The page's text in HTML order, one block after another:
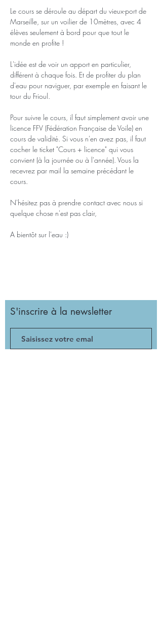
Le cours se déroule au départ du vieux-port de
Marseille, sur un voilier de 10mètres, avec 4
élèves seulement à bord pour que tout le
monde en profite !
L'idée est de voir un apport en particulier,
différent à chaque fois. Et de profiter du plan
d'eau pour naviguer, par exemple en faisant le
tour du Frioul.
Pour suivre le cours, il faut simplement avoir une
licence FFV (Fédération Française de Voile) en
cours de validité. Si vous n'en avez pas, il faut
cocher le ticket "Cours + licence" qui vous
convient (à la journée ou à l'année). Vous la
recevrez par mail la semaine précédant le
cours.
N'hésitez pas à prendre contact avec nous si
quelque chose n'est pas clair,
A bientôt sur l'eau :)
S'inscrire à la newsletter